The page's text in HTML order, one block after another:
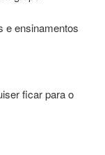
e ensinamentos
ficar para o